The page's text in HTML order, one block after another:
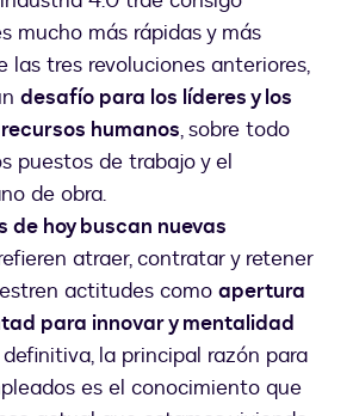
mucho más rápidas y más
las tres revoluciones anteriores,
desafío para los líderes y los
humanos, sobre todo
puestos de trabajo y el
de obra.
de hoy buscan nuevas
atraer, contratar y retener
actitudes como apertura
para innovar y mentalidad
definitiva, la principal razón para
es el conocimiento que